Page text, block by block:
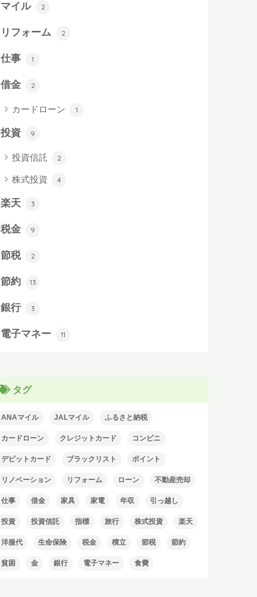
マイル 2
リフォーム 2
仕事 1
借金 2
カードローン 1
投資 9
投資信託 2
株式投資 4
楽天 3
税金 9
節税 2
節約 13
銀行 3
電子マネー 11
タグ
ANAマイル JALマイル ふるさと納税
カードローン クレジットカード コンビニ
デビットカード ブラックリスト ポイント
リノベーション リフォーム ローン 不動産売却
仕事 借金 家具 家電 年収 引っ越し
投資 投資信託 指標 旅行 株式投資 楽天
洋服代 生命保険 税金 積立 節税 節約
貧困 金 銀行 電子マネー 食費